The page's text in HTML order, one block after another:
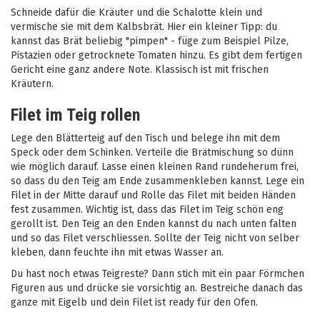
Schneide dafür die Kräuter und die Schalotte klein und
vermische sie mit dem Kalbsbrät. Hier ein kleiner Tipp: du
kannst das Brät beliebig "pimpen" - füge zum Beispiel Pilze,
Pistazien oder getrocknete Tomaten hinzu. Es gibt dem fertigen
Gericht eine ganz andere Note. Klassisch ist mit frischen
Kräutern.
Filet im Teig rollen
Lege den Blätterteig auf den Tisch und belege ihn mit dem
Speck oder dem Schinken. Verteile die Brätmischung so dünn
wie möglich darauf. Lasse einen kleinen Rand rundeherum frei,
so dass du den Teig am Ende zusammenkleben kannst. Lege ein
Filet in der Mitte darauf und Rolle das Filet mit beiden Händen
fest zusammen. Wichtig ist, dass das Filet im Teig schön eng
gerollt ist. Den Teig an den Enden kannst du nach unten falten
und so das Filet verschliessen. Sollte der Teig nicht von selber
kleben, dann feuchte ihn mit etwas Wasser an.
Du hast noch etwas Teigreste? Dann stich mit ein paar Förmchen
Figuren aus und drücke sie vorsichtig an. Bestreiche danach das
ganze mit Eigelb und dein Filet ist ready für den Ofen.